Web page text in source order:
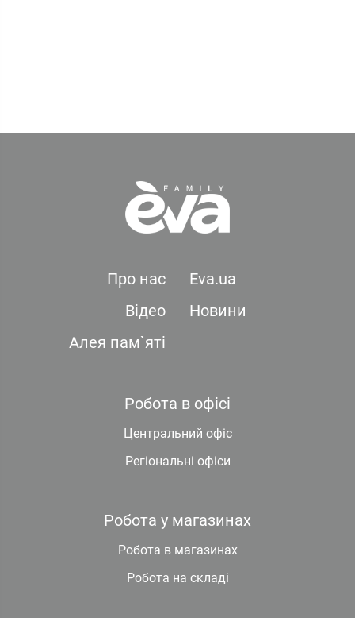
Про нас
Eva.ua
Відео
Новини
Алея пам`яті
Робота в офісі
Центральний офіс
Регіональні офіси
Робота у магазинах
Робота в магазинах
Робота на складі